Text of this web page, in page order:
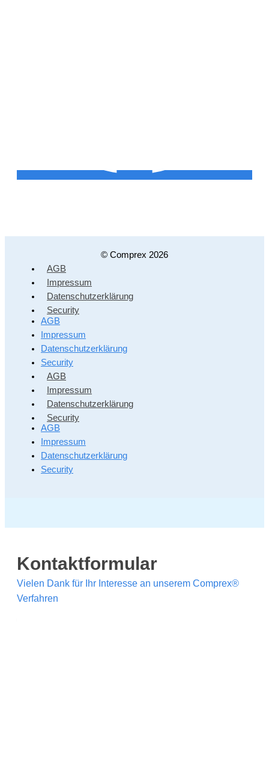
© Comprex 2026
AGB
Impressum
Datenschutzerklärung
Security
AGB
Impressum
Datenschutzerklärung
Security
AGB
Impressum
Datenschutzerklärung
Security
AGB
Impressum
Datenschutzerklärung
Security
Kontaktformular
Vielen Dank für Ihr Interesse an unserem Comprex®
Verfahren